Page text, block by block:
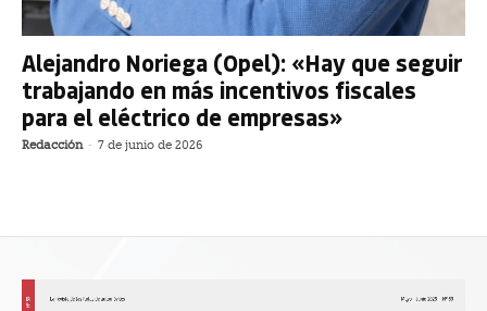
Alejandro Noriega (Opel): «Hay que seguir
trabajando en más incentivos fiscales
para el eléctrico de empresas»
Redacción - 7 de junio de 2026